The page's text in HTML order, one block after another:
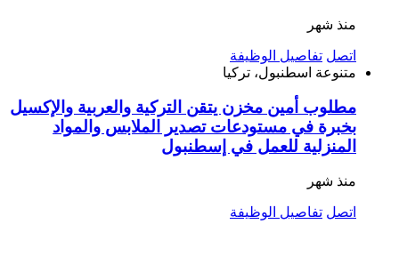
منذ شهر
اتصل تفاصيل الوظيفة
متنوعة اسطنبول، تركيا
مطلوب أمين مخزن يتقن التركية والعربية والإكسيل
بخبرة في مستودعات تصدير الملابس والمواد
المنزلية للعمل في إسطنبول
منذ شهر
اتصل تفاصيل الوظيفة